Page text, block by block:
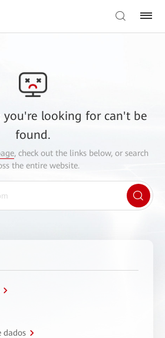
you're looking for can't be
found.
, check out the links below, or search
the entire website.
dados